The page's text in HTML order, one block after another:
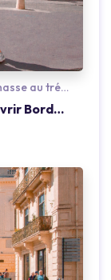
au trésor
Escape Game Extérieur pour découvrir Bordeaux